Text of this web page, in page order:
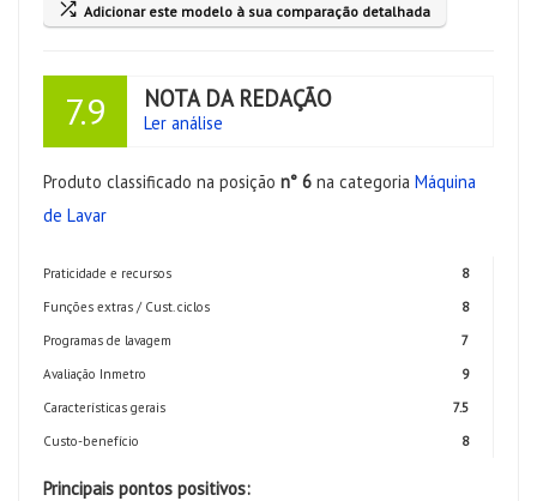
Adicionar este modelo à sua comparação detalhada
7.9 NOTA DA REDAÇÃO
Ler análise
Produto classificado na posição n° 6 na categoria Máquina
de Lavar
Praticidade e recursos
8
Funções extras / Cust. ciclos
8
Programas de lavagem
7
Avaliação Inmetro
9
Características gerais
7.5
Custo-benefício
8
Principais pontos positivos: